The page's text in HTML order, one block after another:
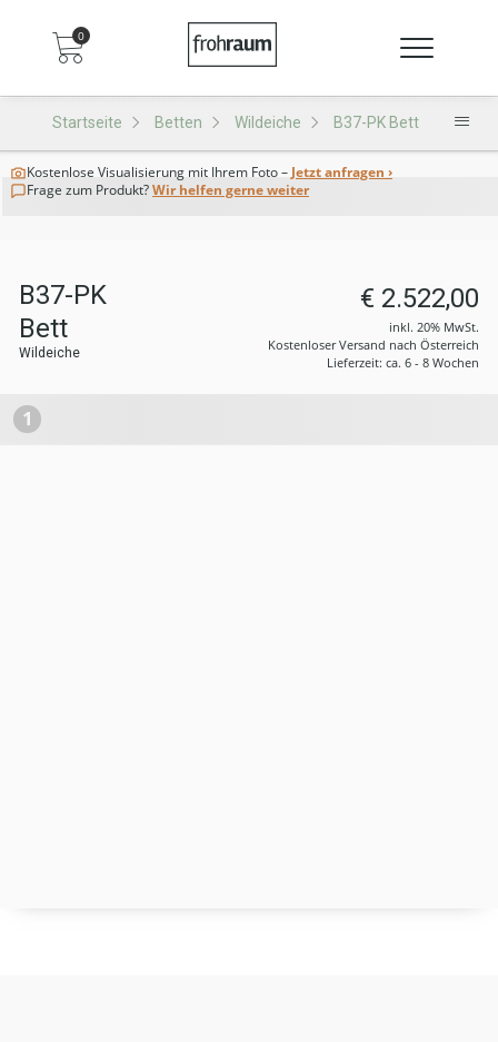
0
Startseite Betten Wildeiche B37-PK Bett
Kostenlose Visualisierung mit Ihrem Foto – Jetzt anfragen ›
Frage zum Produkt?Wir helfen gerne weiter
B37-PK
Bett
Wildeiche
€ 2.522,00
inkl. 20% MwSt.
Kostenloser Versand nach Österreich
Lieferzeit: ca. 6 - 8 Wochen
1